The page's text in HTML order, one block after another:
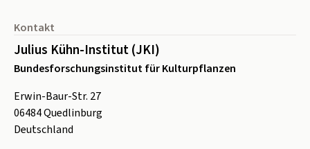
Kontakt
Julius Kühn-Institut (JKI)
Bundesforschungsinstitut für Kulturpflanzen
Erwin-Baur-Str. 27
06484Quedlinburg
Deutschland